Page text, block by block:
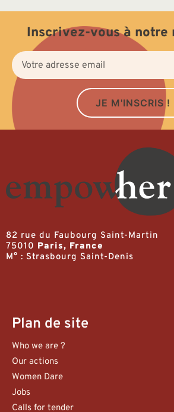
Inscrivez-vous à notre
JE M'INSCRIS !
82 rue du Faubourg Saint-Martin
75010 Paris, France
M° : Strasbourg Saint-Denis
Plan de site
Who we are ?
Our actions
Women Dare
Jobs
Calls for tender